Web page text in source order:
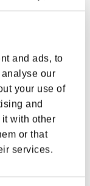
and ads, to
our
your use of
and
with other
or that
services.